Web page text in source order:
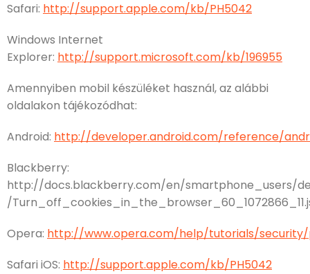
Safari: http://support.apple.com/kb/PH5042
Windows Internet
Explorer: http://support.microsoft.com/kb/196955
Amennyiben mobil készüléket használ, az alábbi
oldalakon tájékozódhat:
Android: http://developer.android.com/reference/
Blackberry:
http://docs.blackberry.com/en/smartphone_users/
/
Opera: http://www.opera.com/help/tutorials/
Safari iOS: http://support.apple.com/kb/PH5042